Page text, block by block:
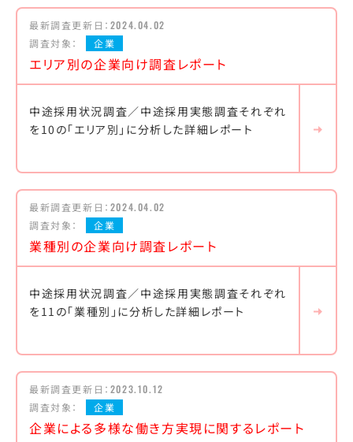
最新調査更新日： 2024.04.02
調査対象：
企業
エリア別の企業向け調査レポート
中途採用状況調査／中途採用実態調査それぞれ
を10の「エリア別」に分析した詳細レポート
最新調査更新日： 2024.04.02
調査対象：
企業
業種別の企業向け調査レポート
中途採用状況調査／中途採用実態調査それぞれ
を11の「業種別」に分析した詳細レポート
最新調査更新日： 2023.10.12
調査対象：
企業
企業による多様な働き方実現に関するレポート